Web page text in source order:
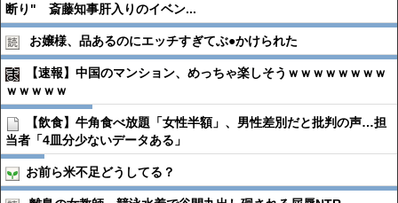
断り" 斎藤知事肝入りのイベン...
お嬢様、品あるのにエッチすぎてぶ●︎かけられた
【速報】中国のマンション、めっちゃ楽しそうｗｗｗｗｗｗｗｗ
ｗｗｗｗｗ
【飲食】牛角食べ放題「女性半額」、男性差別だと批判の声…担
当者「4皿分少ないデータある」
お前ら米不足どうしてる？